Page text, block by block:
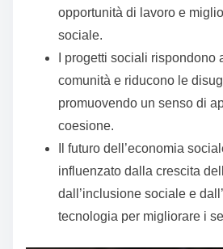
opportunità di lavoro e
sociale.
I progetti sociali
comunità e riducono le
promuovendo un senso di
coesione.
Il futuro dell’economia
influenzato dalla crescita
dall’inclusione sociale e
tecnologia per migliorare i